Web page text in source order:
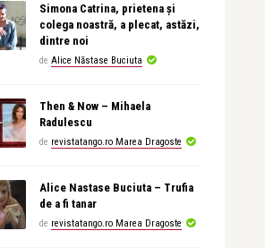
Simona Catrina, prietena și
colega noastră, a plecat, astăzi,
dintre noi
de Alice Năstase Buciuta
Then & Now – Mihaela
Radulescu
de revistatango.ro Marea Dragoste
Alice Nastase Buciuta – Trufia
de a fi tanar
de revistatango.ro Marea Dragoste